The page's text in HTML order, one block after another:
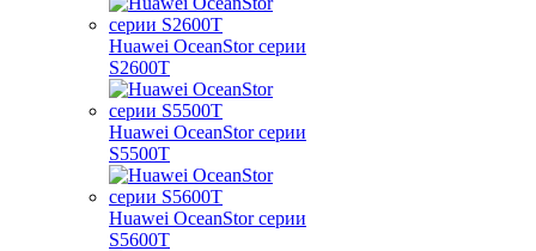
Huawei OceanStor серии
S2600T
Huawei OceanStor серии
S5500T
Huawei OceanStor серии
S5600T